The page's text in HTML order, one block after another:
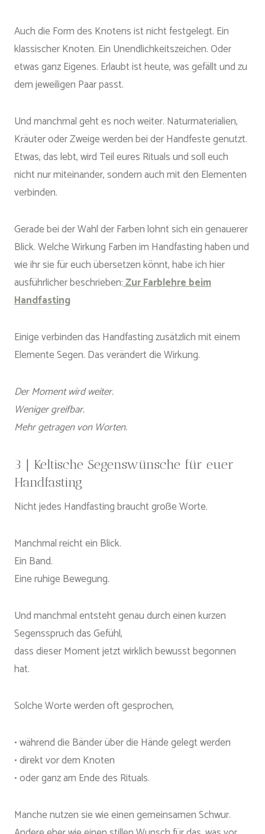
Auch die Form des Knotens ist nicht festgelegt. Ein
klassischer Knoten. Ein Unendlichkeitszeichen. Oder
etwas ganz Eigenes. Erlaubt ist heute, was gefällt und zu
dem jeweiligen Paar passt.
Und manchmal geht es noch weiter. Naturmaterialien,
Kräuter oder Zweige werden bei der Handfeste genutzt.
Etwas, das lebt, wird Teil eures Rituals und soll euch
nicht nur miteinander, sondern auch mit den Elementen
verbinden.
Gerade bei der Wahl der Farben lohnt sich ein genauerer
Blick. Welche Wirkung Farben im Handfasting haben und
wie ihr sie für euch übersetzen könnt, habe ich hier
ausführlicher beschrieben:Zur Farblehre beim
Handfasting
Einige verbinden das Handfasting zusätzlich mit einem
Elemente Segen. Das verändert die Wirkung.
Der Moment wird weiter.
Weniger greifbar.
Mehr getragen von Worten.
3 | Keltische Segenswünsche für euer
Handfasting
Nicht jedes Handfasting braucht große Worte.
Manchmal reicht ein Blick.
Ein Band.
Eine ruhige Bewegung.
Und manchmal entsteht genau durch einen kurzen
Segensspruch das Gefühl,
dass dieser Moment jetzt wirklich bewusst begonnen
hat.
Solche Worte werden oft gesprochen,
• während die Bänder über die Hände gelegt werden
• direkt vor dem Knoten
• oder ganz am Ende des Rituals.
Manche nutzen sie wie einen gemeinsamen Schwur.